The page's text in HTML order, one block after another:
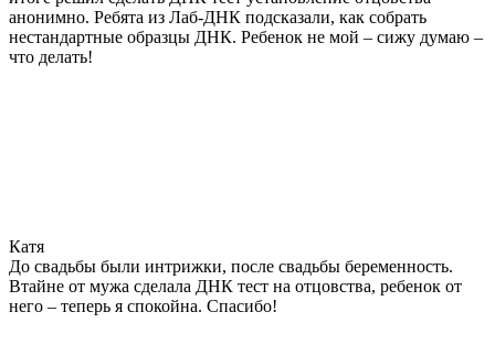
анонимно. Ребята из Лаб-ДНК подсказали, как собрать
нестандартные образцы ДНК. Ребенок не мой – сижу думаю –
что делать!
Катя
До свадьбы были интрижки, после свадьбы беременность.
Втайне от мужа сделала ДНК тест на отцовства, ребенок от
него – теперь я спокойна. Спасибо!